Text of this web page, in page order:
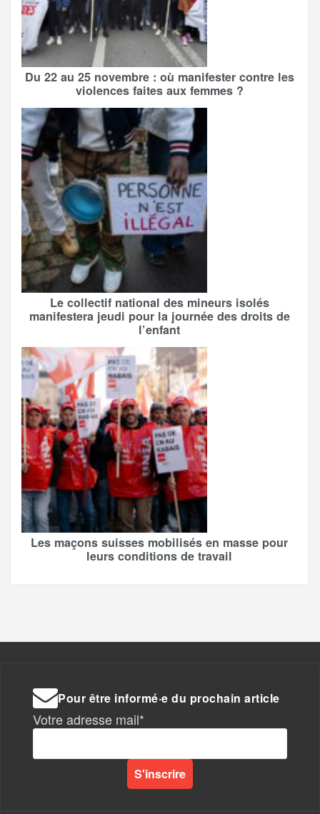
Du 22 au 25 novembre : où manifester contre les
violences faites aux femmes ?
Le collectif national des mineurs isolés
manifestera jeudi pour la journée des droits de
l’enfant
Les maçons suisses mobilisés en masse pour
leurs conditions de travail
Pour être informé·e du prochain article
Votre adresse mail*